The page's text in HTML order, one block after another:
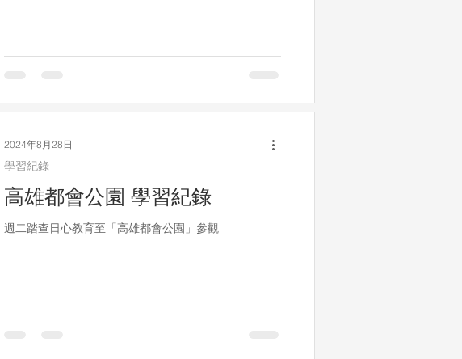
高雄都會公園 學習紀錄
週二踏查日心教育至「高雄都會公園」參觀
學習紀錄
2024年8月28日